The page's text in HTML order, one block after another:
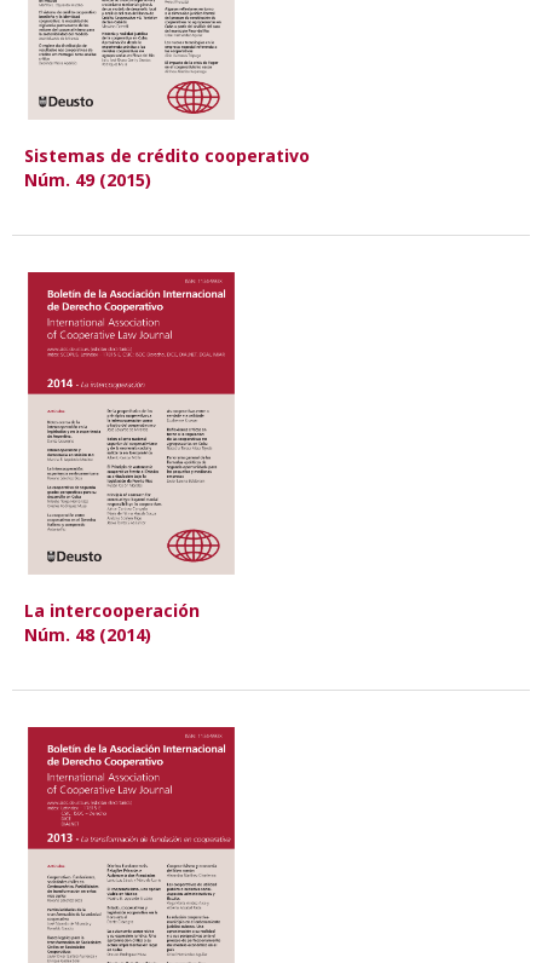
Sistemas de crédito cooperativo
Núm. 49 (2015)
La intercooperación
Núm. 48 (2014)